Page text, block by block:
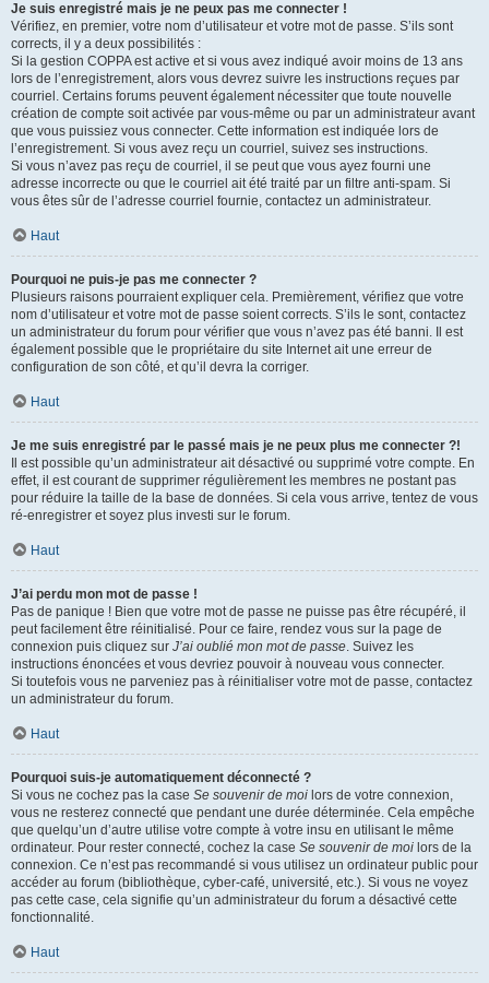
Je suis enregistré mais je ne peux pas me connecter !
Vérifiez, en premier, votre nom d’utilisateur et votre mot de passe. S’ils sont
corrects, il y a deux possibilités :
Si la gestion COPPA est active et si vous avez indiqué avoir moins de 13 ans
lors de l’enregistrement, alors vous devrez suivre les instructions reçues par
courriel. Certains forums peuvent également nécessiter que toute nouvelle
création de compte soit activée par vous-même ou par un administrateur avant
que vous puissiez vous connecter. Cette information est indiquée lors de
l’enregistrement. Si vous avez reçu un courriel, suivez ses instructions.
Si vous n’avez pas reçu de courriel, il se peut que vous ayez fourni une
adresse incorrecte ou que le courriel ait été traité par un filtre anti-spam. Si
vous êtes sûr de l’adresse courriel fournie, contactez un administrateur.
Haut
Pourquoi ne puis-je pas me connecter ?
Plusieurs raisons pourraient expliquer cela. Premièrement, vérifiez que votre
nom d’utilisateur et votre mot de passe soient corrects. S’ils le sont, contactez
un administrateur du forum pour vérifier que vous n’avez pas été banni. Il est
également possible que le propriétaire du site Internet ait une erreur de
configuration de son côté, et qu’il devra la corriger.
Haut
Je me suis enregistré par le passé mais je ne peux plus me connecter ?!
Il est possible qu’un administrateur ait désactivé ou supprimé votre compte. En
effet, il est courant de supprimer régulièrement les membres ne postant pas
pour réduire la taille de la base de données. Si cela vous arrive, tentez de vous
ré-enregistrer et soyez plus investi sur le forum.
Haut
J’ai perdu mon mot de passe !
Pas de panique ! Bien que votre mot de passe ne puisse pas être récupéré, il
peut facilement être réinitialisé. Pour ce faire, rendez vous sur la page de
connexion puis cliquez sur J’ai oublié mon mot de passe. Suivez les
instructions énoncées et vous devriez pouvoir à nouveau vous connecter.
Si toutefois vous ne parveniez pas à réinitialiser votre mot de passe, contactez
un administrateur du forum.
Haut
Pourquoi suis-je automatiquement déconnecté ?
Si vous ne cochez pas la case Se souvenir de moi lors de votre connexion,
vous ne resterez connecté que pendant une durée déterminée. Cela empêche
que quelqu’un d’autre utilise votre compte à votre insu en utilisant le même
ordinateur. Pour rester connecté, cochez la case Se souvenir de moi lors de la
connexion. Ce n’est pas recommandé si vous utilisez un ordinateur public pour
accéder au forum (bibliothèque, cyber-café, université, etc.). Si vous ne voyez
pas cette case, cela signifie qu’un administrateur du forum a désactivé cette
fonctionnalité.
Haut